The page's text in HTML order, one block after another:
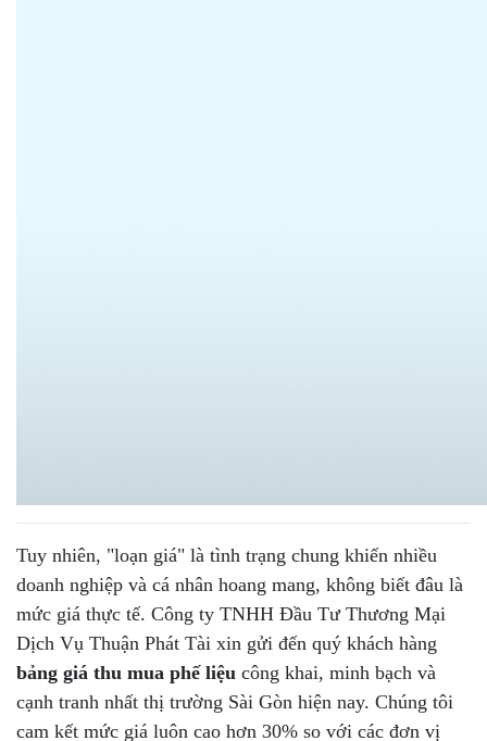
Tuy nhiên, "loạn giá" là tình trạng chung khiến nhiều
doanh nghiệp và cá nhân hoang mang, không biết đâu là
mức giá thực tế. Công ty TNHH Đầu Tư Thương Mại
Dịch Vụ Thuận Phát Tài xin gửi đến quý khách hàng
bảng giá thu mua phế liệu công khai, minh bạch và
cạnh tranh nhất thị trường Sài Gòn hiện nay. Chúng tôi
cam kết mức giá luôn cao hơn 30% so với các đơn vị